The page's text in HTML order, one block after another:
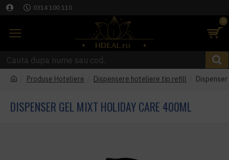
0314 100 110
0
Produse Hoteliere Dispensere hoteliere tip refill
DISPENSER GEL MIXT HOLIDAY CARE 400ML